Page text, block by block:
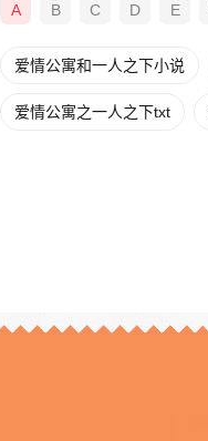
A B C D E
爱情公寓和一人之下小说
爱情公寓之一人之下txt